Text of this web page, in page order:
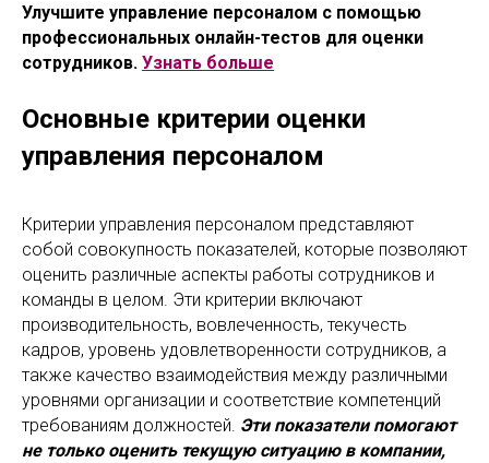
Улучшите управление персоналом с помощью
профессиональных онлайн-тестов для оценки
сотрудников. Узнать больше
Основные критерии оценки
управления персоналом
Критерии управления персоналом представляют
собой совокупность показателей, которые позволяют
оценить различные аспекты работы сотрудников и
команды в целом. Эти критерии включают
производительность, вовлеченность, текучесть
кадров, уровень удовлетворенности сотрудников, а
также качество взаимодействия между различными
уровнями организации и соответствие компетенций
требованиям должностей. Эти показатели помогают
не только оценить текущую ситуацию в компании,